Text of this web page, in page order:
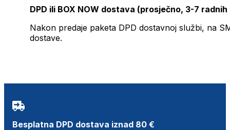
DPD ili BOX NOW dostava (prosječno, 3-7 radnih
Nakon predaje paketa DPD dostavnoj službi, na
dostave.
Besplatna DPD dostava iznad 80 €